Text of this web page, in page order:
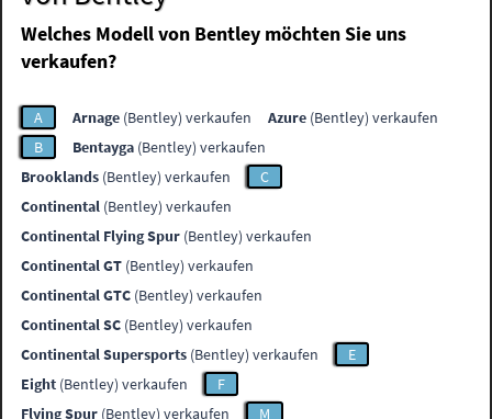
Welches Modell von Bentley möchten Sie uns
verkaufen?
A Arnage (Bentley) verkaufen Azure (Bentley) verkaufen
B
Bentayga (Bentley) verkaufen
Brooklands (Bentley) verkaufen
C
Continental (Bentley) verkaufen
Continental Flying Spur (Bentley) verkaufen
Continental GT (Bentley) verkaufen
Continental GTC (Bentley) verkaufen
Continental SC (Bentley) verkaufen
Continental Supersports (Bentley) verkaufen
E
Eight (Bentley) verkaufen
F
Flying Spur (Bentley) verkaufen
M